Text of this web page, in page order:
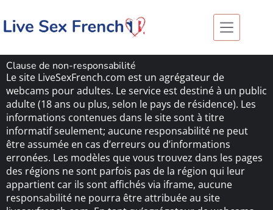
Clause de non-responsabilité
Le site LiveSexFrench.com est un agrégateur de
webcams pour adultes. Le service est destiné à un public
adulte (18 ans ou plus, selon le pays de résidence). Les
informations contenues dans le site sont à titre
informatif seulement; aucune responsabilité ne peut
être assumée en cas d’erreurs ou d’informations
erronées. Les modèles que vous trouvez dans les pages
des régions ne sont parfois pas de la région qui leur
appartient car ils sont affichés via iframe, aucune
responsabilité ne pourra être attribuée au site